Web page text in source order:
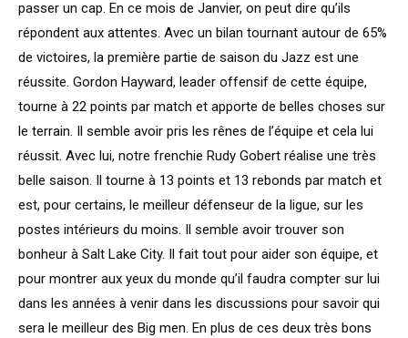
passer un cap. En ce mois de Janvier, on peut dire qu’ils
répondent aux attentes. Avec un bilan tournant autour de 65%
de victoires, la première partie de saison du Jazz est une
réussite. Gordon Hayward, leader offensif de cette équipe,
tourne à 22 points par match et apporte de belles choses sur
le terrain. Il semble avoir pris les rênes de l’équipe et cela lui
réussit. Avec lui, notre frenchie Rudy Gobert réalise une très
belle saison. Il tourne à 13 points et 13 rebonds par match et
est, pour certains, le meilleur défenseur de la ligue, sur les
postes intérieurs du moins. Il semble avoir trouver son
bonheur à Salt Lake City. Il fait tout pour aider son équipe, et
pour montrer aux yeux du monde qu’il faudra compter sur lui
dans les années à venir dans les discussions pour savoir qui
sera le meilleur des Big men. En plus de ces deux très bons